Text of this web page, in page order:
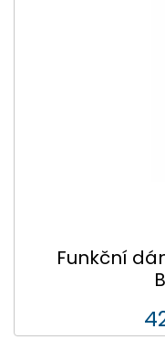
Funkční